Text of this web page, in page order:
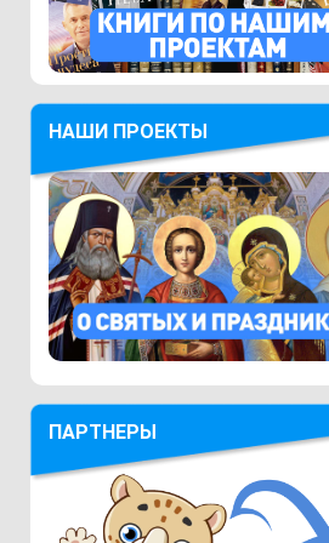
НАШИ ПРОЕКТЫ
ПАРТНЕРЫ